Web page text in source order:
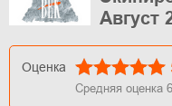
Август
Оценка
Средняя оценка 6